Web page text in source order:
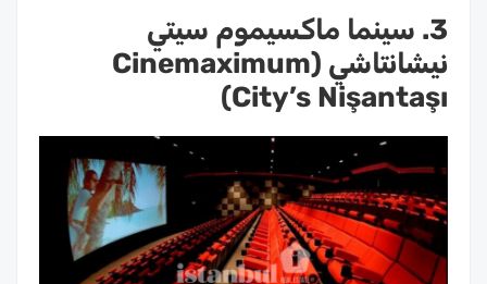
3. سينما ماكسيموم سيتي
نيشانتاشي (Cinemaximum
City’s Nişantaşı)